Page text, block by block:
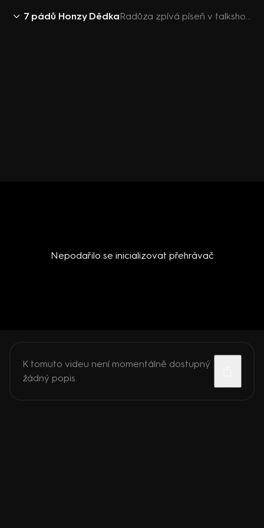
7 pádů Honzy Dědka Radůza zpívá píseň v talkshow 7 pádů Honzy Dědka
Nepodařilo se inicializovat přehrávač
K tomuto videu není momentálně dostupný
žádný popis.